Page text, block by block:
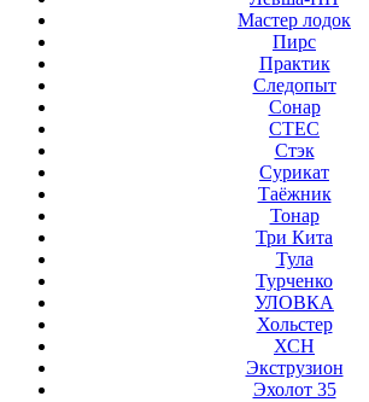
Мастер лодок
Пирс
Практик
Следопыт
Сонар
СТЕС
Стэк
Сурикат
Таёжник
Тонар
Три Кита
Тула
Турченко
УЛОВКА
Хольстер
ХСН
Экструзион
Эхолот 35